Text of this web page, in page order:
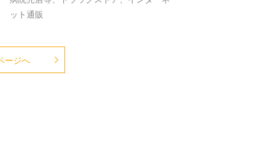
ット通販
ージへ